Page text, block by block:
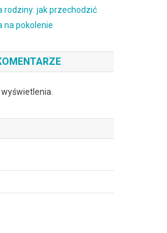
rodziny: jak przechodzić
na pokolenie